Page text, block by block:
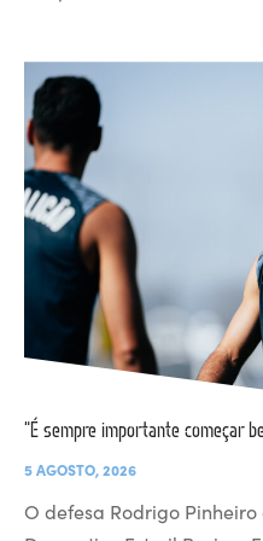
“É sempre importante começar
5 AGOSTO, 2026
O defesa Rodrigo